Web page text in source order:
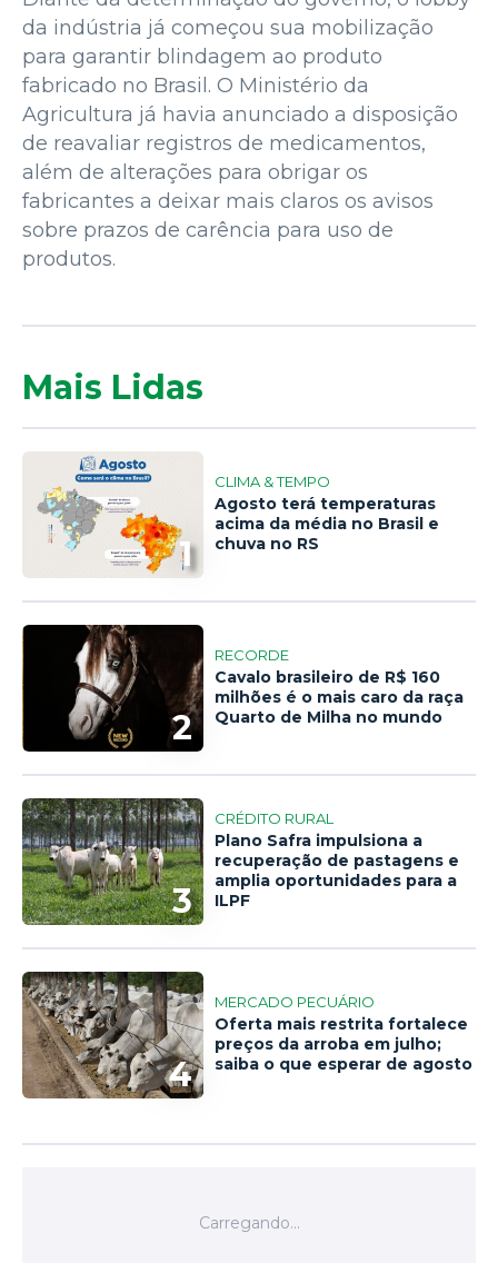
da indústria já começou sua mobilização
para garantir blindagem ao produto
fabricado no Brasil. O Ministério da
Agricultura já havia anunciado a disposição
de reavaliar registros de medicamentos,
além de alterações para obrigar os
fabricantes a deixar mais claros os avisos
sobre prazos de carência para uso de
produtos.
Mais Lidas
1
CLIMA & TEMPO
Agosto terá temperaturas
acima da média no Brasil e
chuva no RS
2
RECORDE
Cavalo brasileiro de R$ 160
milhões é o mais caro da raça
Quarto de Milha no mundo
3
CRÉDITO RURAL
Plano Safra impulsiona a
recuperação de pastagens e
amplia oportunidades para a
ILPF
4
MERCADO PECUÁRIO
Oferta mais restrita fortalece
preços da arroba em julho;
saiba o que esperar de agosto